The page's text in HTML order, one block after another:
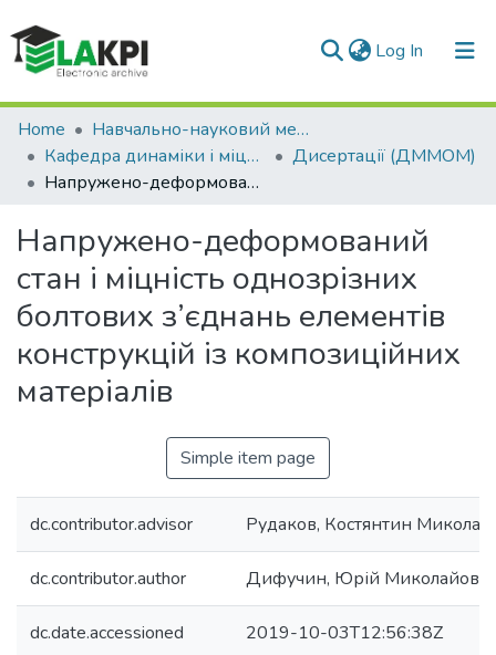
Log In (current)
Communities & Collections
All of DSpace
Home
Навчально-науковий механіко-машинобудівний інститут (НН ММІ)
Кафедра динаміки і міцності машин та опору матеріалів (ДММОМ)
Дисертації (ДММОМ)
Напружено-деформований стан і міцність однозрізних болтових з’єднань елементів конструкцій із композиційних матеріалів
Напружено-деформований
стан і міцність однозрізних
болтових з’єднань елементів
конструкцій із композиційних
матеріалів
Simple item page
dc.contributor.advisor Рудаков, Костянтин
dc.contributor.author Дифучин, Юрій
dc.date.accessioned 2019-10-03T12:56:38Z